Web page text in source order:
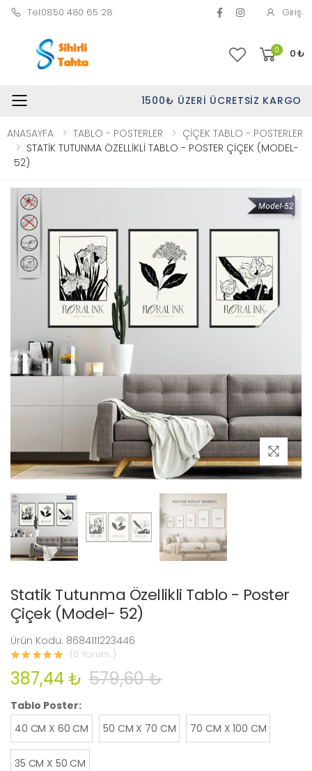
Tel:0850 480 65 28 Giriş
0 0₺
Toggle mobile menu1500₺ ÜZERI ÜCRETSIZ KARGO
ANASAYFA TABLO - POSTERLER
ÇİÇEK TABLO - POSTERLER
STATİK TUTUNMA ÖZELLİKLİ TABLO - POSTER ÇİÇEK (MODEL-
52)
Statik Tutunma Özellikli Tablo - Poster
Çiçek (Model- 52)
Ürün Kodu: 8684111223446
(0 Yorum )
387,44 ₺ 579,60 ₺
Tablo Poster:
40 CM X 60 CM
50 CM X 70 CM 70 CM X 100 CM
35 CM X 50 CM